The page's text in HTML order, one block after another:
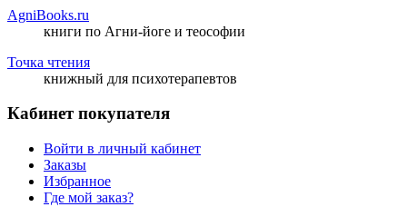
AgniBooks.ru
книги по Агни-йоге и теософии
Точка чтения
книжный для психотерапевтов
Кабинет покупателя
Войти в личный кабинет
Заказы
Избранное
Где мой заказ?